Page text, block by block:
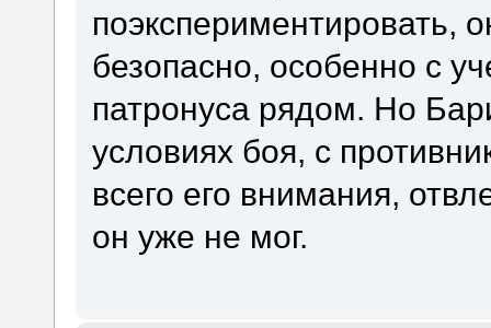
поэкспериментировать,
безопасно, особенно с
патронуса рядом. Но
условиях боя, с
всего его внимания,
он уже не мог.